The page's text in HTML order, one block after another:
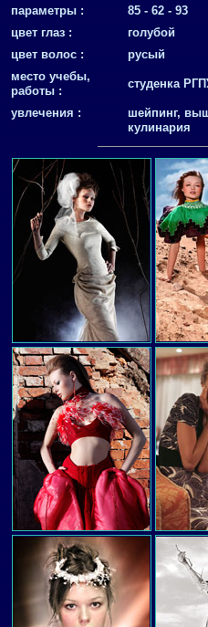
параметры :
85 - 62 - 93
цвет глаз :
голубой
цвет волос :
русый
место учебы,
работы :
студенка
увлечения :
шейпинг,
кулинария